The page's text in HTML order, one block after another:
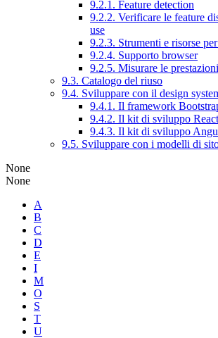
9.2.1. Feature detection
9.2.2. Verificare le feature
use
9.2.3. Strumenti e risorse
9.2.4. Supporto browser
9.2.5. Misurare le prestazioni
9.3. Catalogo del riuso
9.4. Sviluppare con il design
9.4.1. Il framework
9.4.2. Il kit di sviluppo React
9.4.3. Il kit di sviluppo
9.5. Sviluppare con i modelli di
None
None
A
B
C
D
E
I
M
O
S
T
U